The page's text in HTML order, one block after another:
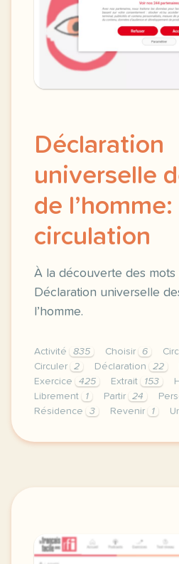
Déclaration
universelle
de
circulation
À la découverte des mots
Déclaration universelle
l’homme.
Activité 835 Choisir 6
Circuler
2 Déclaration 22
Exercice
425 Extrait 153
Librement
1 Partir 24
Résidence
3 Revenir 1
exercice b2 declaration